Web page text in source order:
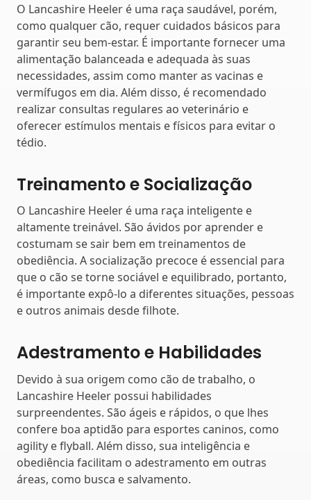
O Lancashire Heeler é uma raça saudável, porém,
como qualquer cão, requer cuidados básicos para
garantir seu bem-estar. É importante fornecer uma
alimentação balanceada e adequada às suas
necessidades, assim como manter as vacinas e
vermífugos em dia. Além disso, é recomendado
realizar consultas regulares ao veterinário e
oferecer estímulos mentais e físicos para evitar o
tédio.
Treinamento e Socialização
O Lancashire Heeler é uma raça inteligente e
altamente treinável. São ávidos por aprender e
costumam se sair bem em treinamentos de
obediência. A socialização precoce é essencial para
que o cão se torne sociável e equilibrado, portanto,
é importante expô-lo a diferentes situações, pessoas
e outros animais desde filhote.
Adestramento e Habilidades
Devido à sua origem como cão de trabalho, o
Lancashire Heeler possui habilidades
surpreendentes. São ágeis e rápidos, o que lhes
confere boa aptidão para esportes caninos, como
agility e flyball. Além disso, sua inteligência e
obediência facilitam o adestramento em outras
áreas, como busca e salvamento.